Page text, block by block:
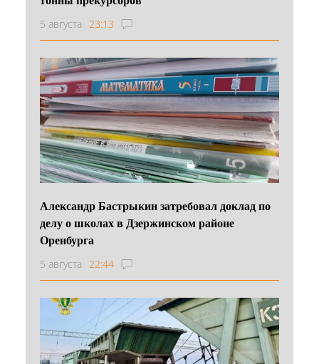
5 августа 23:13
Александр Бастрыкин затребовал доклад по
делу о школах в Дзержинском районе
Оренбурга
5 августа 22:44